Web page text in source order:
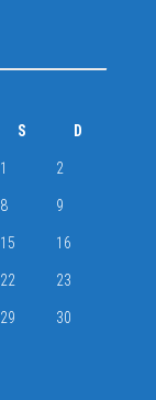
S D
1 2
8 9
15 16
22 23
29 30